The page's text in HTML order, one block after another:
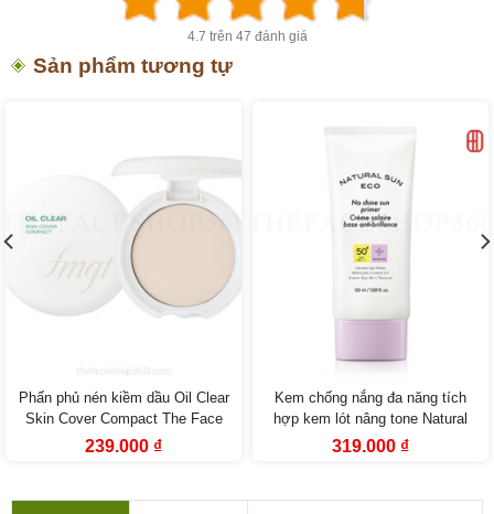
4.7 trên 47 đánh giá
Sản phẩm tương tự
Phấn phủ nén kiềm dầu Oil Clear
Skin Cover Compact The Face
Shop
Giá
239.000 ₫Giá
239.000 ₫.
Kem chống nắng đa năng tích
hợp kem lót nâng tone Natural
Sun Eco No Shine Sun Primer
Giá
319.000 ₫Giá
319.000 ₫.